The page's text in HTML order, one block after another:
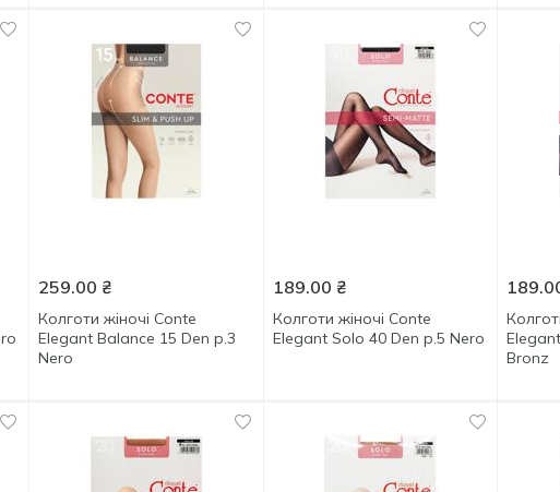
259.00 ₴
Колготи жіночі Conte
Elegant Balance 15 Den р.3
Nero
189.00 ₴
Колготи жіночі Conte
Elegant Solo 40 Den р.5 Nero
Bronz